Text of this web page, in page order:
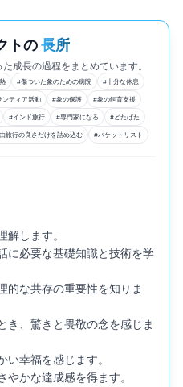
トの長所
成長の過程をまとめています。
#傷ついた象のための病院 #十分な休息
ンティア活動 #象の保護 #象の飼育支援
#インド旅行 #専門家になる #どたばた
旅行の良さだけを詰め込む #バケットリスト
解します。
に必要な基礎知識と技術を学
的な共存の重要性を知りま
き、驚きと畏敬の念を感じま
い幸福を感じます。
かな達成感を得ます。